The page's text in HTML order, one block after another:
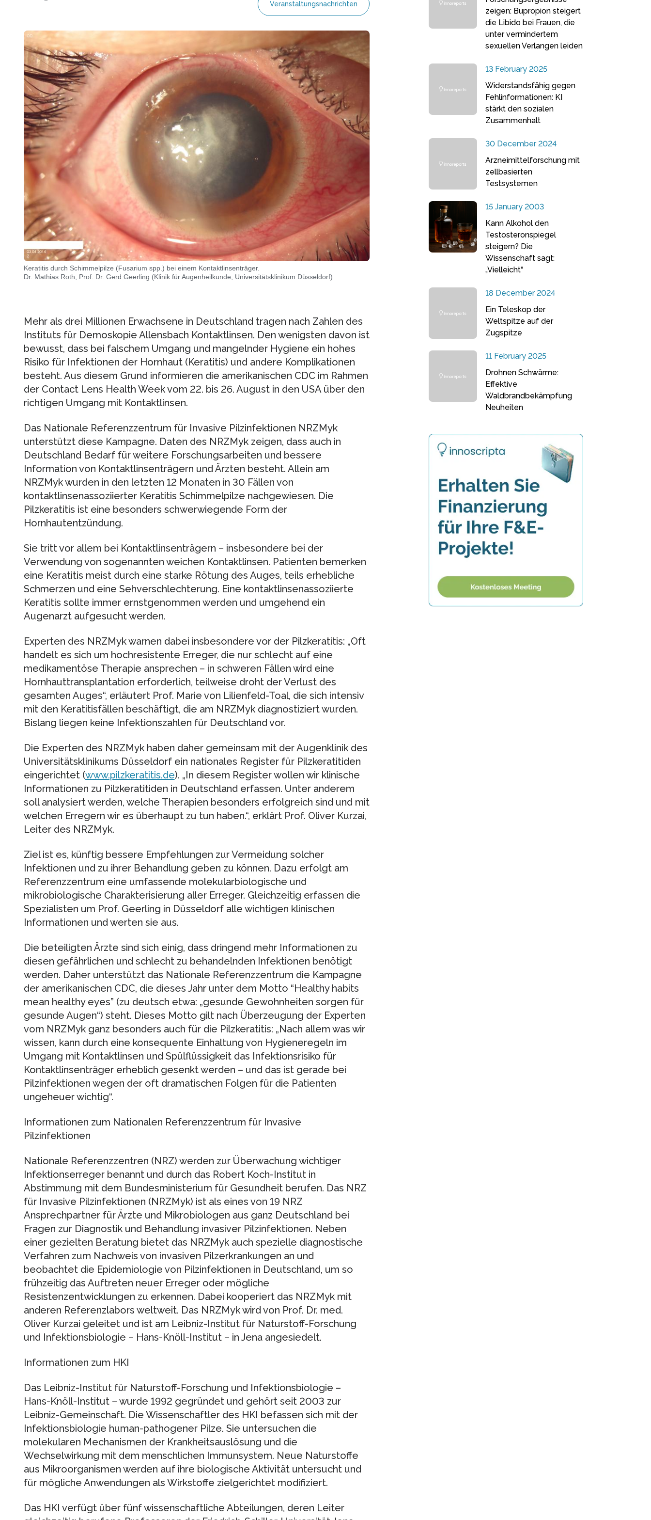
Veranstaltungsnachrichten
Keratitis durch Schimmelpilze (Fusarium spp.) bei einem Kontaktlinsenträger.
Dr. Mathias Roth, Prof. Dr. Gerd Geerling (Klinik für Augenheilkunde, Universitätsklinikum Düsseldorf)
Mehr als drei Millionen Erwachsene in Deutschland tragen nach Zahlen des
Instituts für Demoskopie Allensbach Kontaktlinsen. Den wenigsten davon ist
bewusst, dass bei falschem Umgang und mangelnder Hygiene ein hohes
Risiko für Infektionen der Hornhaut (Keratitis) und andere Komplikationen
besteht. Aus diesem Grund informieren die amerikanischen CDC im Rahmen
der Contact Lens Health Week vom 22. bis 26. August in den USA über den
richtigen Umgang mit Kontaktlinsen.
Das Nationale Referenzzentrum für Invasive Pilzinfektionen NRZMyk
unterstützt diese Kampagne. Daten des NRZMyk zeigen, dass auch in
Deutschland Bedarf für weitere Forschungsarbeiten und bessere
Information von Kontaktlinsenträgern und Ärzten besteht. Allein am
NRZMyk wurden in den letzten 12 Monaten in 30 Fällen von
kontaktlinsenassoziierter Keratitis Schimmelpilze nachgewiesen. Die
Pilzkeratitis ist eine besonders schwerwiegende Form der
Hornhautentzündung.
Sie tritt vor allem bei Kontaktlinsenträgern – insbesondere bei der
Verwendung von sogenannten weichen Kontaktlinsen. Patienten bemerken
eine Keratitis meist durch eine starke Rötung des Auges, teils erhebliche
Schmerzen und eine Sehverschlechterung. Eine kontaktlinsenassoziierte
Keratitis sollte immer ernstgenommen werden und umgehend ein
Augenarzt aufgesucht werden.
Experten des NRZMyk warnen dabei insbesondere vor der Pilzkeratitis: „Oft
handelt es sich um hochresistente Erreger, die nur schlecht auf eine
medikamentöse Therapie ansprechen – in schweren Fällen wird eine
Hornhauttransplantation erforderlich, teilweise droht der Verlust des
gesamten Auges“, erläutert Prof. Marie von Lilienfeld-Toal, die sich intensiv
mit den Keratitisfällen beschäftigt, die am NRZMyk diagnostiziert wurden.
Bislang liegen keine Infektionszahlen für Deutschland vor.
Die Experten des NRZMyk haben daher gemeinsam mit der Augenklinik des
Universitätsklinikums Düsseldorf ein nationales Register für Pilzkeratitiden
eingerichtet (www.pilzkeratitis.de). „In diesem Register wollen wir klinische
Informationen zu Pilzkeratitiden in Deutschland erfassen. Unter anderem
soll analysiert werden, welche Therapien besonders erfolgreich sind und mit
welchen Erregern wir es überhaupt zu tun haben.“, erklärt Prof. Oliver Kurzai,
Leiter des NRZMyk.
Ziel ist es, künftig bessere Empfehlungen zur Vermeidung solcher
Infektionen und zu ihrer Behandlung geben zu können. Dazu erfolgt am
Referenzzentrum eine umfassende molekularbiologische und
mikrobiologische Charakterisierung aller Erreger. Gleichzeitig erfassen die
Spezialisten um Prof. Geerling in Düsseldorf alle wichtigen klinischen
Informationen und werten sie aus.
Die beteiligten Ärzte sind sich einig, dass dringend mehr Informationen zu
diesen gefährlichen und schlecht zu behandelnden Infektionen benötigt
werden. Daher unterstützt das Nationale Referenzzentrum die Kampagne
der amerikanischen CDC, die dieses Jahr unter dem Motto “Healthy habits
mean healthy eyes” (zu deutsch etwa: „gesunde Gewohnheiten sorgen für
gesunde Augen“) steht. Dieses Motto gilt nach Überzeugung der Experten
vom NRZMyk ganz besonders auch für die Pilzkeratitis: „Nach allem was wir
wissen, kann durch eine konsequente Einhaltung von Hygieneregeln im
Umgang mit Kontaktlinsen und Spülflüssigkeit das Infektionsrisiko für
Kontaktlinsenträger erheblich gesenkt werden – und das ist gerade bei
Pilzinfektionen wegen der oft dramatischen Folgen für die Patienten
ungeheuer wichtig“.
Informationen zum Nationalen Referenzzentrum für Invasive
Pilzinfektionen
Nationale Referenzzentren (NRZ) werden zur Überwachung wichtiger
Infektionserreger benannt und durch das Robert Koch-Institut in
Abstimmung mit dem Bundesministerium für Gesundheit berufen. Das NRZ
für Invasive Pilzinfektionen (NRZMyk) ist als eines von 19 NRZ
Ansprechpartner für Ärzte und Mikrobiologen aus ganz Deutschland bei
Fragen zur Diagnostik und Behandlung invasiver Pilzinfektionen. Neben
einer gezielten Beratung bietet das NRZMyk auch spezielle diagnostische
Verfahren zum Nachweis von invasiven Pilzerkrankungen an und
beobachtet die Epidemiologie von Pilzinfektionen in Deutschland, um so
frühzeitig das Auftreten neuer Erreger oder mögliche
Resistenzentwicklungen zu erkennen. Dabei kooperiert das NRZMyk mit
anderen Referenzlabors weltweit. Das NRZMyk wird von Prof. Dr. med.
Oliver Kurzai geleitet und ist am Leibniz-Institut für Naturstoff-Forschung
und Infektionsbiologie – Hans-Knöll-Institut – in Jena angesiedelt.
Informationen zum HKI
Das Leibniz-Institut für Naturstoff-Forschung und Infektionsbiologie –
Hans-Knöll-Institut – wurde 1992 gegründet und gehört seit 2003 zur
Leibniz-Gemeinschaft. Die Wissenschaftler des HKI befassen sich mit der
Infektionsbiologie human-pathogener Pilze. Sie untersuchen die
molekularen Mechanismen der Krankheitsauslösung und die
Wechselwirkung mit dem menschlichen Immunsystem. Neue Naturstoffe
aus Mikroorganismen werden auf ihre biologische Aktivität untersucht und
für mögliche Anwendungen als Wirkstoffe zielgerichtet modifiziert.
Das HKI verfügt über fünf wissenschaftliche Abteilungen, deren Leiter
zeigen: Bupropion steigert
die Libido bei Frauen, die
unter vermindertem
sexuellen Verlangen leiden
13 February 2025
Widerstandsfähig gegen
Fehlinformationen: KI
stärkt den sozialen
Zusammenhalt
30 December 2024
Arzneimittelforschung mit
zellbasierten
Testsystemen
15 January 2003
Kann Alkohol den
Testosteronspiegel
steigern? Die
Wissenschaft sagt:
„Vielleicht“
18 December 2024
Ein Teleskop der
Weltspitze auf der
Zugspitze
11 February 2025
Drohnen Schwärme:
Effektive
Waldbrandbekämpfung
Neuheiten